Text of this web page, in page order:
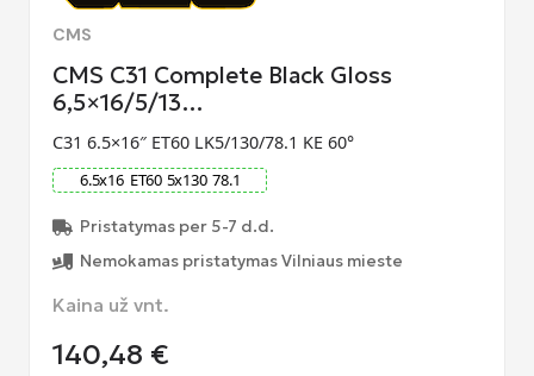
CMS
CMS C31 Complete Black Gloss
6,5×16/5/13…
C31 6.5×16″ ET60 LK5/130/78.1 KE 60°
6.5x16 ET60 5x130 78.1
Pristatymas per 5-7 d.d.
Nemokamas pristatymas Vilniaus mieste
Kaina už vnt.
140,48 €